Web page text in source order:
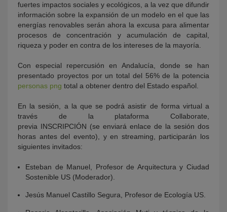
fuertes impactos sociales y ecológicos, a la vez que difundir
información sobre la expansión de un modelo en el que las
energías renovables serán ahora la excusa para alimentar
procesos de concentración y acumulación de capital,
riqueza y poder en contra de los intereses de la mayoría.
Con especial repercusión en Andalucía, donde se han
presentado proyectos por un total del 56% de la potencia
personas png total a obtener dentro del Estado español.
En la sesión, a la que se podrá asistir de forma virtual a
través de la plataforma Collaborate,
previa INSCRIPCIÓN (se enviará enlace de la sesión dos
horas antes del evento), y en streaming, participarán los
siguientes invitados:
Esteban de Manuel, Profesor de Arquitectura y Ciudad
Sostenible US (Moderador).
Jesús Manuel Castillo Segura, Profesor de Ecología US.